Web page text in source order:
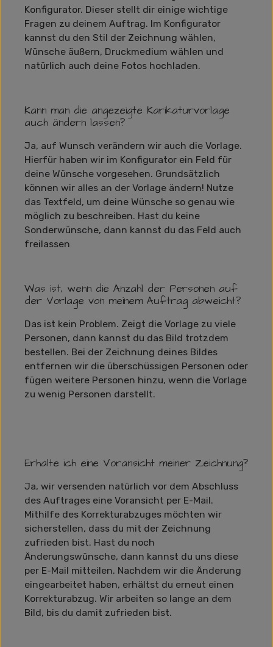
Konfigurator. Dieser stellt dir einige wichtige
Fragen zu deinem Auftrag. Im Konfigurator
kannst du den Stil der Zeichnung wählen,
Wünsche äußern, Druckmedium wählen und
natürlich auch deine Fotos hochladen.
Kann man die angezeigte Karikaturvorlage
auch ändern lassen?
Ja, auf Wunsch verändern wir auch die Vorlage.
Hierfür haben wir im Konfigurator ein Feld für
deine Wünsche vorgesehen. Grundsätzlich
können wir alles an der Vorlage ändern! Nutze
das Textfeld, um deine Wünsche so genau wie
möglich zu beschreiben. Hast du keine
Sonderwünsche, dann kannst du das Feld auch
freilassen
Was ist, wenn die Anzahl der Personen auf
der Vorlage von meinem Auftrag abweicht?
Das ist kein Problem. Zeigt die Vorlage zu viele
Personen, dann kannst du das Bild trotzdem
bestellen. Bei der Zeichnung deines Bildes
entfernen wir die überschüssigen Personen oder
fügen weitere Personen hinzu, wenn die Vorlage
zu wenig Personen darstellt.
Erhalte ich eine Voransicht meiner Zeichnung?
Ja, wir versenden natürlich vor dem Abschluss
des Auftrages eine Voransicht per E-Mail.
Mithilfe des Korrekturabzuges möchten wir
sicherstellen, dass du mit der Zeichnung
zufrieden bist. Hast du noch
Änderungswünsche, dann kannst du uns diese
per E-Mail mitteilen. Nachdem wir die Änderung
eingearbeitet haben, erhältst du erneut einen
Korrekturabzug. Wir arbeiten so lange an dem
Bild, bis du damit zufrieden bist.